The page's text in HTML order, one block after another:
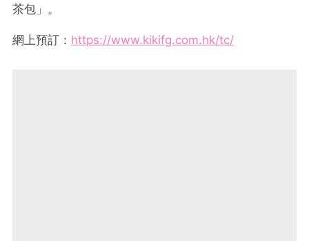
茶包」。
網上預訂： https://www.kikifg.com.hk/tc/